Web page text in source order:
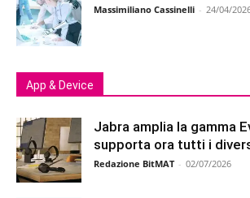
Massimiliano Cassinelli - 24/04/
App & Device
Jabra amplia la gamma
supporta ora tutti i
Redazione BitMAT - 02/07/2026